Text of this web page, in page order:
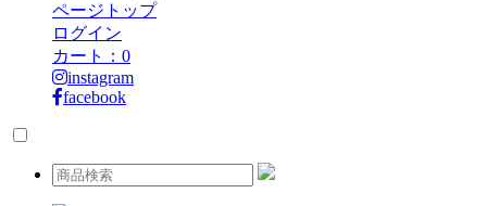
ページトップ
ログイン
カート： 0
instagram
facebook